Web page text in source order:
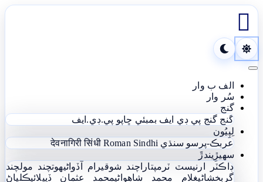

Toggle navigation
الف ب وار
سُر وار
گنج
گنج گنج پي ڊي ايف بمبئي ڇاپو پي.ڊي.ايف
لِپِيُون
عربڪ-پرسو سنڌي
देवनागिरी सिंधी Roman Sindhi
سھيڙِيندڙَ
ڊاڪٽر ارنيسٽ ٽرمپتاراچند شوقيرام آڏواڻيھوتچند مولچند
گربخشاڻيغلام محمد شاھواڻيمحمد عثمان ڏيپلائيڪلياڻ